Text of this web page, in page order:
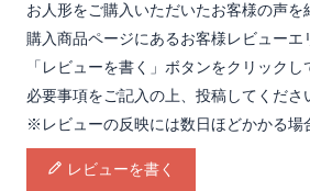
お人形をご購入いただいたお客様の声を
購入商品ページにあるお客様レビューエ
「レビューを書く」ボタンをクリックし
必要事項をご記入の上、投稿してくださ
※レビューの反映には数日ほどかかる場
レビューを書く